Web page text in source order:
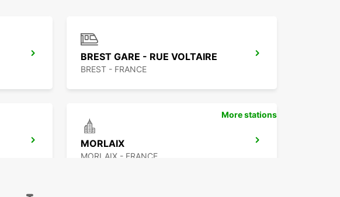
BREST GARE - RUE VOLTAIRE
BREST - FRANCE
MORLAIX
MORLAIX - FRANCE
More stations